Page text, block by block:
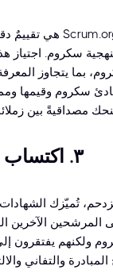
سكروم. اجتياز
بما يتجاوز
سكروم وقيمها
٣. اكتساب ميزة تنافسية
تُميّزك الشهادات
ولكنهم يفتقرون